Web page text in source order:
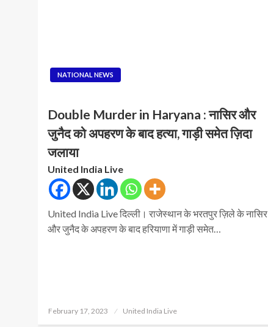
NATIONAL NEWS
Double Murder in Haryana : नासिर और
जुनैद को अपहरण के बाद हत्या, गाड़ी समेत ज़िदा
जलाया
United India Live
United India Live दिल्ली। राजेस्थान के भरतपुर ज़िले के नासिर
और जुनैद के अपहरण के बाद हरियाणा में गाड़ी समेत…
Posted
February 17, 2023 United India Live